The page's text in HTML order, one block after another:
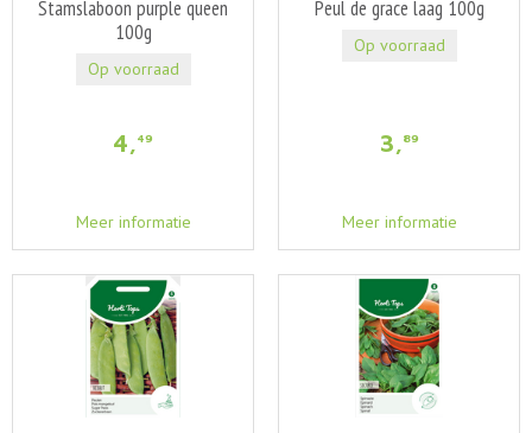
Stamslaboon purple queen
100g
4,49
Meer informatie
Op voorraad
Peul de grace laag 100g
3,89
Meer informatie
Op voorraad